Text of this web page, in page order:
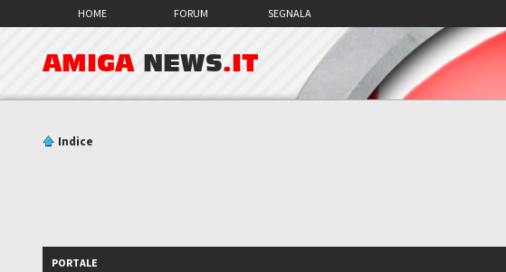
HOME FORUM SEGNALA
AMIGA NEWS.IT
Indice
PORTALE